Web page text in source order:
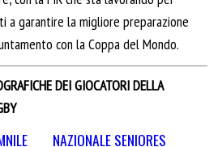
a garantire la migliore preparazione
con la Coppa del Mondo.
DEI GIOCATORI DELLA
NAZIONALE SENIORES